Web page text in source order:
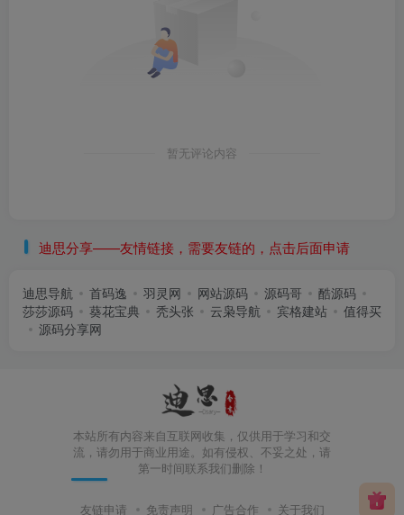
暂无评论内容
迪思分享——友情链接，需要友链的，点击后面申请
迪思导航 首码逸 羽灵网 网站源码 源码哥
酷源码
莎莎源码
葵花宝典 秃头张 云枭导航 宾格建站
值得买
源码分享网
本站所有内容来自互联网收集，仅供用于学习和交
流，请勿用于商业用途。如有侵权、不妥之处，请
第一时间联系我们删除！
友链申请 免责声明 广告合作 关于我们